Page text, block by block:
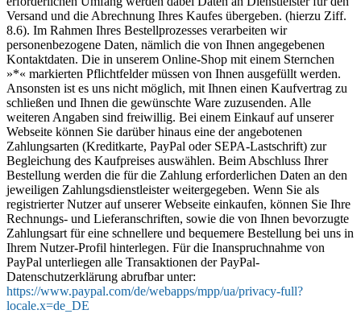
Versand und die Abrechnung Ihres Kaufes übergeben. (hierzu Ziff.
8.6). Im Rahmen Ihres Bestellprozesses verarbeiten wir
personenbezogene Daten, nämlich die von Ihnen angegebenen
Kontaktdaten. Die in unserem Online-Shop mit einem Sternchen
»*« markierten Pflichtfelder müssen von Ihnen ausgefüllt werden.
Ansonsten ist es uns nicht möglich, mit Ihnen einen Kaufvertrag zu
schließen und Ihnen die gewünschte Ware zuzusenden. Alle
weiteren Angaben sind freiwillig. Bei einem Einkauf auf unserer
Webseite können Sie darüber hinaus eine der angebotenen
Zahlungsarten (Kreditkarte, PayPal oder SEPA-Lastschrift) zur
Begleichung des Kaufpreises auswählen. Beim Abschluss Ihrer
Bestellung werden die für die Zahlung erforderlichen Daten an den
jeweiligen Zahlungsdienstleister weitergegeben. Wenn Sie als
registrierter Nutzer auf unserer Webseite einkaufen, können Sie Ihre
Rechnungs- und Lieferanschriften, sowie die von Ihnen bevorzugte
Zahlungsart für eine schnellere und bequemere Bestellung bei uns in
Ihrem Nutzer-Profil hinterlegen. Für die Inanspruchnahme von
PayPal unterliegen alle Transaktionen der PayPal-
Datenschutzerklärung abrufbar unter:
https://www.paypal.com/de/webapps/mpp/ua/privacy-full?
locale.x=de_DE